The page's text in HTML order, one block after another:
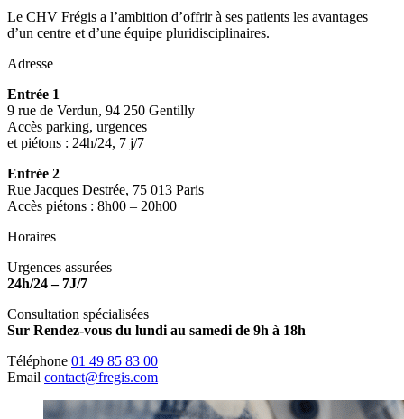
Le CHV Frégis a l’ambition d’offrir à ses patients les avantages
d’un centre et d’une équipe pluridisciplinaires.
Adresse
Entrée 1
9 rue de Verdun, 94 250 Gentilly
Accès parking, urgences
et piétons : 24h/24, 7 j/7
Entrée 2
Rue Jacques Destrée, 75 013 Paris
Accès piétons : 8h00 – 20h00
Horaires
Urgences assurées
24h/24 – 7J/7
Consultation spécialisées
Sur Rendez-vous du lundi au samedi de 9h à 18h
Téléphone 01 49 85 83 00
Email contact@fregis.com